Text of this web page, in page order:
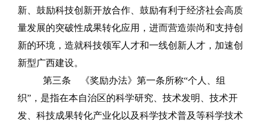
新、鼓励科技创新开放合作、鼓励有利于经济社会高质
量发展的突破性成果转化应用，进而营造崇尚和支持创
新的环境，造就科技领军人才和一线创新人才，加速创
新型广西建设。
第三条
《奖励办法》第一条所称“个人、组
织”，是指在本自治区的科学研究、技术发明、技术开
发、科技成果转化产业化以及科学技术普及等科学技术